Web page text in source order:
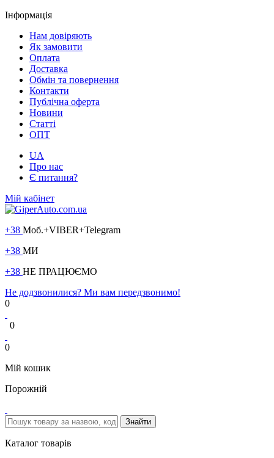
Інформація
Нам довіряють
Як замовити
Оплата
Доставка
Обмін та повернення
Контакти
Публічна оферта
Новини
Статті
ОПТ
UA
Про нас
Є питання?
Мій кабінет
+38 Моб.+VIBER+Telegram
+38 МИ
+38 НЕ ПРАЦЮЄМО
Не додзвонилися? Ми вам передзвонимо!
0
0
0
Мій кошик
Порожній
Каталог товарів